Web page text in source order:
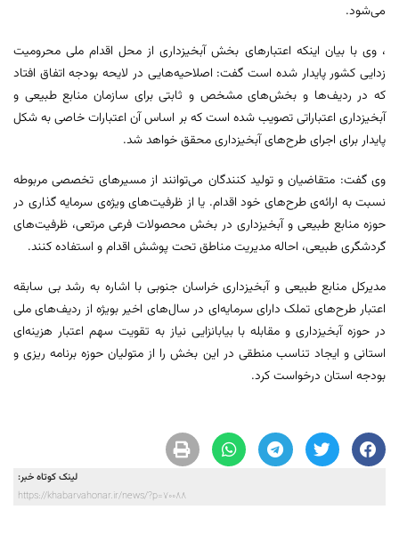
می‌شود.
، وی با بیان اینکه اعتبارهای بخش آبخیزداری از محل اقدام ملی محرومیت
زدایی کشور پایدار شده است گفت: اصلاحیه‌هایی در لایحه بودجه اتفاق افتاد
که در ردیف‌ها و بخش‌های مشخص و ثابتی برای سازمان منابع طبیعی و
آبخیزداری اعتباراتی تصویب شده است که بر اساس آن اعتبارات خاصی به شکل
پایدار برای اجرای طرح‌های آبخیزداری محقق خواهد شد.
وی گفت: متقاضیان و تولید کنندگان می‌توانند از مسیرهای تخصصی مربوطه
نسبت به ارائه‌ی طرح‌های خود اقدام. یا از ظرفیت‌های ویژه‌ی سرمایه گذاری در
حوزه منابع طبیعی و آبخیزداری در بخش محصولات فرعی مرتعی، ظرفیت‌های
گردشگری طبیعی، احاله مدیریت مناطق تحت پوشش اقدام و استفاده کنند.
مدیرکل منابع طبیعی و آبخیزداری خراسان جنوبی با اشاره به رشد بی سابقه
اعتبار طرح‌های تملک دارای سرمایه‌ای در سال‌های اخیر بویژه از ردیف‌های ملی
در حوزه آبخیزداری و مقابله با بیابانزایی نیاز به تقویت سهم اعتبار هزینه‌ای
استانی و ایجاد تناسب منطقی در این بخش را از متولیان حوزه برنامه ریزی و
بودجه استان درخواست کرد.
لینک کوتاه خبر:
https://khabarvahonar.ir/news/?p=70088